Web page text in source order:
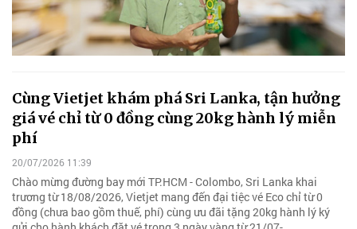
Cùng Vietjet khám phá Sri Lanka, tận hưởng
giá vé chỉ từ 0 đồng cùng 20kg hành lý miễn
phí
20/07/2026 11:39
Chào mừng đường bay mới TP.HCM - Colombo, Sri Lanka khai
trương từ 18/08/2026, Vietjet mang đến đại tiệc vé Eco chỉ từ 0
đồng (chưa bao gồm thuế, phí) cùng ưu đãi tặng 20kg hành lý ký